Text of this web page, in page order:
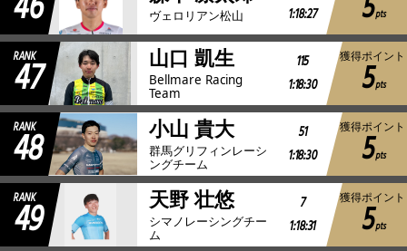
ヴェロリアン松山
1:18:27
pts
RANK
47 山口 凱生
Bellmare Racing
Team
115
1:18:30
獲得ポイント
5pts
RANK
48 小山 貴大
群馬グリフィンレーシ
ングチーム
51
1:18:30
獲得ポイント
5pts
RANK
49 天野 壮悠
シマノレーシングチー
ム
7
1:18:31
獲得ポイント
5pts